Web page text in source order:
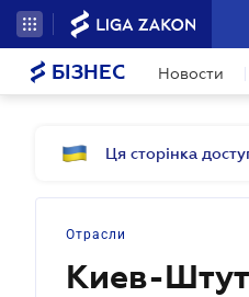
БІЗНЕС Новости
Ця сторінка
Отрасли
Киев-